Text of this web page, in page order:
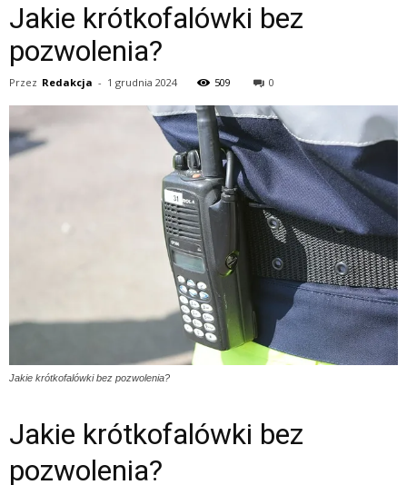
Jakie krótkofalówki bez
pozwolenia?
Przez Redakcja - 1 grudnia 2024 509 0
Jakie krótkofalówki bez pozwolenia?
Jakie krótkofalówki bez
pozwolenia?